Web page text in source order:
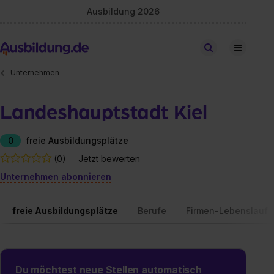
Ausbildung 2026
Stellen finden
Unternehmen
Landeshauptstadt Kiel
0
freie Ausbildungsplätze
(0)
Jetzt bewerten
Unternehmen abonnieren
freie Ausbildungsplätze Berufe Firmen-Lebenslauf
Du möchtest neue Stellen automatisch